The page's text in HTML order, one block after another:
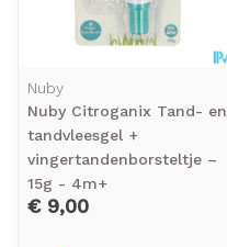
Nuby
Nuby Citroganix Tand- en
tandvleesgel +
vingertandenborsteltje –
15g - 4m+
€ 9,00